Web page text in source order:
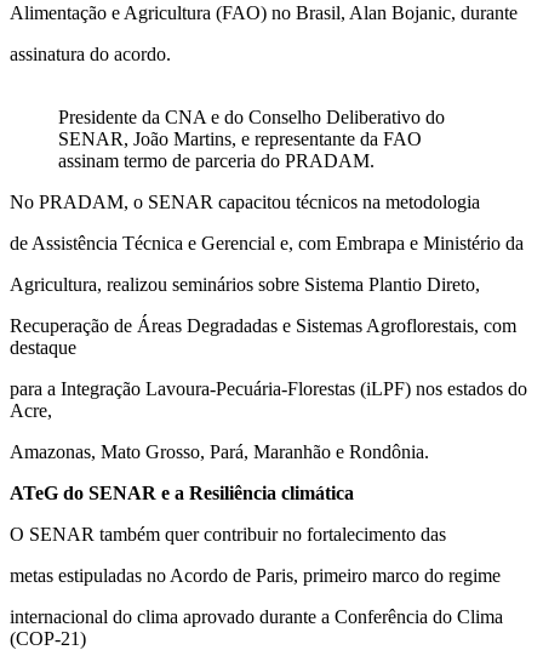
Alimentação e Agricultura (FAO) no Brasil, Alan Bojanic, durante
assinatura do acordo.
Presidente da CNA e do Conselho Deliberativo do
SENAR, João Martins, e representante da FAO
assinam termo de parceria do PRADAM.
No PRADAM, o SENAR capacitou técnicos na metodologia
de Assistência Técnica e Gerencial e, com Embrapa e Ministério da
Agricultura, realizou seminários sobre Sistema Plantio Direto,
Recuperação de Áreas Degradadas e Sistemas Agroflorestais, com
destaque
para a Integração Lavoura-Pecuária-Florestas (iLPF) nos estados do
Acre,
Amazonas, Mato Grosso, Pará, Maranhão e Rondônia.
ATeG do SENAR e a Resiliência climática
O SENAR também quer contribuir no fortalecimento das
metas estipuladas no Acordo de Paris, primeiro marco do regime
internacional do clima aprovado durante a Conferência do Clima
(COP-21)